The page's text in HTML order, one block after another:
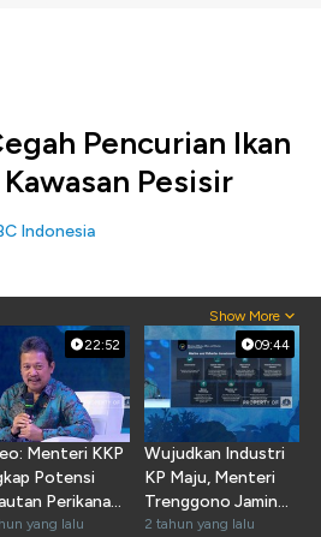
Pencurian Ikan
Pesisir
Indonesia
Show More
22:52
Menteri KKP
Potensi
Perikanan
Dubes Asing
yang lalu
09:44
Wujudkan Industri
KP Maju, Menteri
Trenggono Jamin
Kemudahan
2 tahun yang lalu